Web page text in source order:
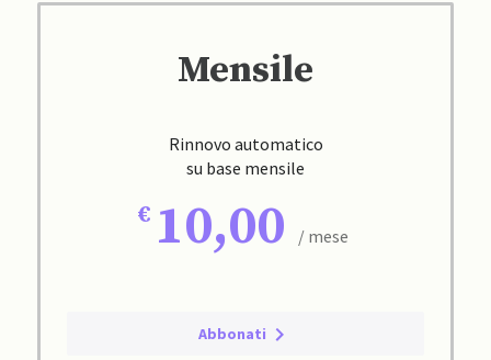
Mensile
Rinnovo automatico
su base mensile
10,00 / mese
Abbonati